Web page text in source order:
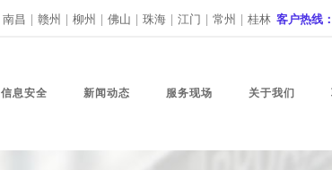
南昌 | 赣州 | 柳州 | 佛山 | 珠海 | 江门 | 常州 | 桂林 客户热线
信息安全 新闻动态 服务现场 关于我们